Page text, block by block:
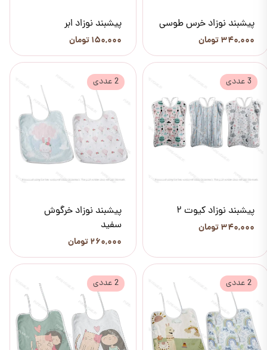
پیشبند نوزاد خرس طوسی
۳۴۰,۰۰۰ تومان
پیشبند نوزاد ابر
۱۵۰,۰۰۰ تومان
پیشبند نوزاد کیوت 2
۳۴۰,۰۰۰ تومان
3 عددی
پیشبند نوزاد خرگوش
سفید
۲۶۰,۰۰۰ تومان
2 عددی
2 عددی 2 عددی